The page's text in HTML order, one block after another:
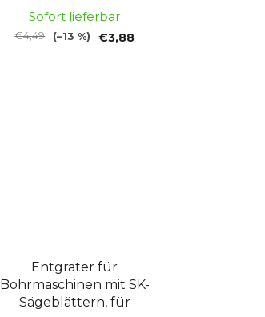
Sofort lieferbar
€3,88
€4,49 (–13 %)
Entgrater für
Bohrmaschinen mit SK-
Sägeblättern, für